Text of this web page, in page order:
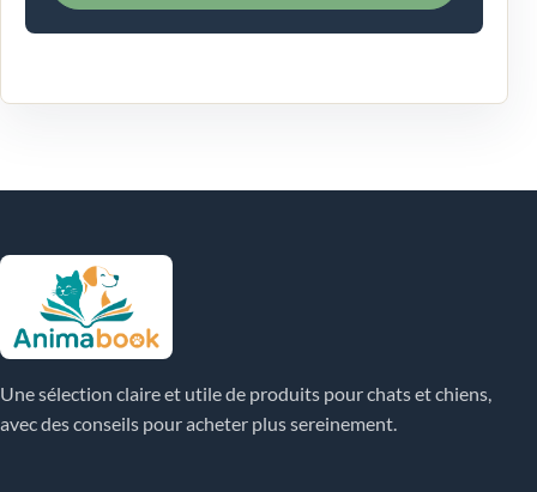
Une sélection claire et utile de produits pour chats et chiens,
avec des conseils pour acheter plus sereinement.